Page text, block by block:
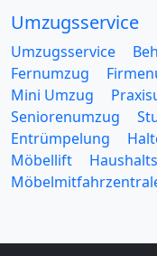
Umzugsservice
Umzugsservice
Fernumzug
Mini Umzug
Seniorenumzug
Entrümpelung
Möbellift